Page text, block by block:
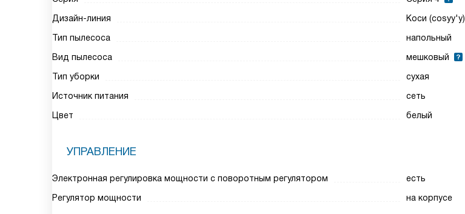
Дизайн-линия
Коси (cosyy'y)
Тип пылесоса
напольный
Вид пылесоса
мешковый
Тип уборки
сухая
Источник питания
сеть
Цвет
белый
УПРАВЛЕНИЕ
Электронная регулировка мощности с поворотным регулятором
есть
Регулятор мощности
на корпусе